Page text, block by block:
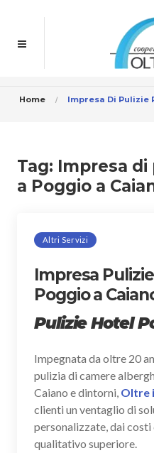
Home Impresa Di Pulizie
Tag: Impresa di
a Poggio a
Altri Servizi
Impresa
Poggio a
Pulizie Hotel
Impegnata da oltre 20
pulizia di camere
Caiano e dintorni, Oltre
clienti un ventaglio di
personalizzate, dai
qualitativo superiore.